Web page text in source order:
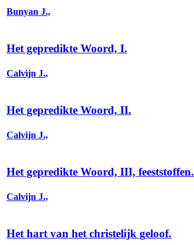
Bunyan J.,
Het gepredikte Woord, I.
Calvijn J.,
Het gepredikte Woord, II.
Calvijn J.,
Het gepredikte Woord, III, feeststoffen.
Calvijn J.,
Het hart van het christelijk geloof.